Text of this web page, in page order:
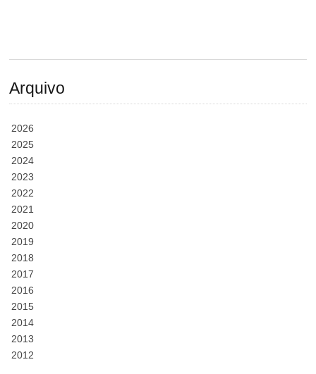
Arquivo
2026
2025
2024
2023
2022
2021
2020
2019
2018
2017
2016
2015
2014
2013
2012